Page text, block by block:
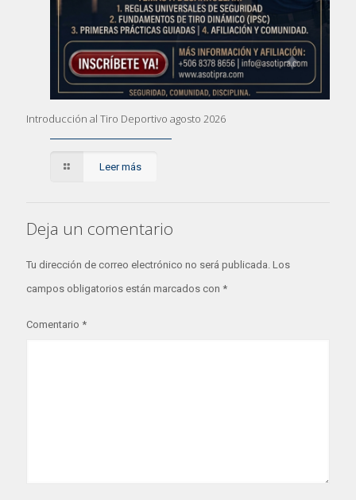
Introducción al Tiro Deportivo agosto 2026
Leer más
Deja un comentario
Tu dirección de correo electrónico no será publicada. Los
campos obligatorios están marcados con *
Comentario *